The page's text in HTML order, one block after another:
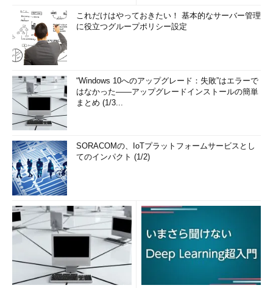
これだけはやっておきたい！ 基本的なサーバー管理
に役立つグループポリシー設定
“Windows 10へのアップグレード：失敗”はエラーで
はなかった――アップグレードインストールの簡単
まとめ (1/3...
SORACOMの、IoTプラットフォームサービスとし
てのインパクト (1/2)